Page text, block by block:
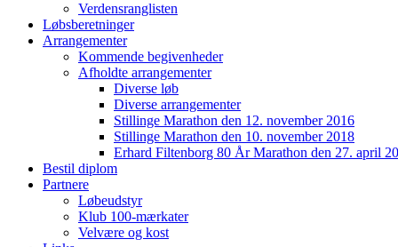
Verdensranglisten
Løbsberetninger
Arrangementer
Kommende begivenheder
Afholdte arrangementer
Diverse løb
Diverse arrangementer
Stillinge Marathon den 12. november 2016
Stillinge Marathon den 10. november 2018
Erhard Filtenborg 80 År Marathon den 27. april
Bestil diplom
Partnere
Løbeudstyr
Klub 100-mærkater
Velvære og kost